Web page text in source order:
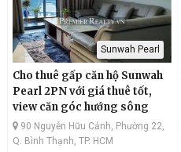
Sunwah Pearl
Cho thuê gấp căn hộ Sunwah
Pearl 2PN với giá thuê tốt,
view căn góc hướng sông
bao đẹp, quận 1 sầm uất, diện
tích thông thoáng, thiết kế
90 Nguyễn Hữu Cảnh, Phường 22,
Q. Bình Thạnh, TP. HCM